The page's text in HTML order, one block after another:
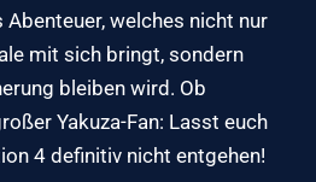
welches nicht nur
mit sich bringt, sondern
bleiben wird. Ob
Yakuza-Fan: Lasst euch
4 definitiv nicht entgehen!